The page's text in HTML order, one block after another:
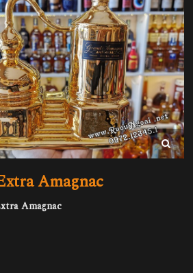
Amagnac
Amagnac